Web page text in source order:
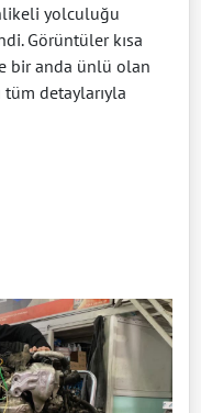
yolculuğu
Görüntüler kısa
bir anda ünlü olan
detaylarıyla